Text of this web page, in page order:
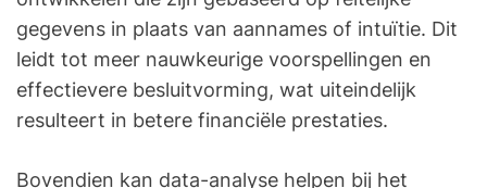
gegevens in plaats van aannames of intuïtie. Dit
leidt tot meer nauwkeurige voorspellingen en
effectievere besluitvorming, wat uiteindelijk
resulteert in betere financiële prestaties.
Bovendien kan data-analyse helpen bij het